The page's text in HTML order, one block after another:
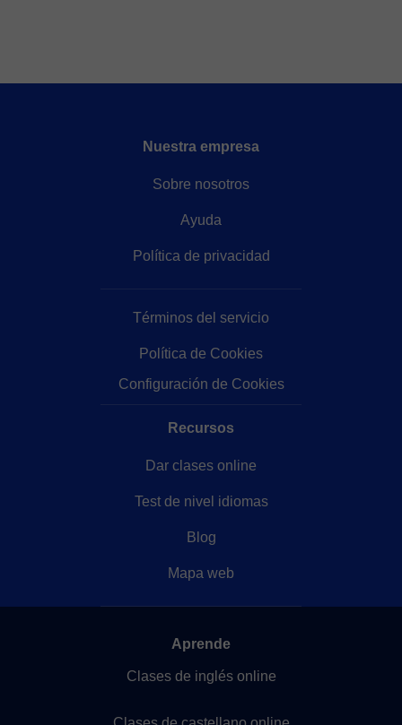
Nuestra empresa
Sobre nosotros
Ayuda
Política de privacidad
Términos del servicio
Política de Cookies
Configuración de Cookies
Recursos
Dar clases online
Test de nivel idiomas
Blog
Mapa web
Aprende
Clases de inglés online